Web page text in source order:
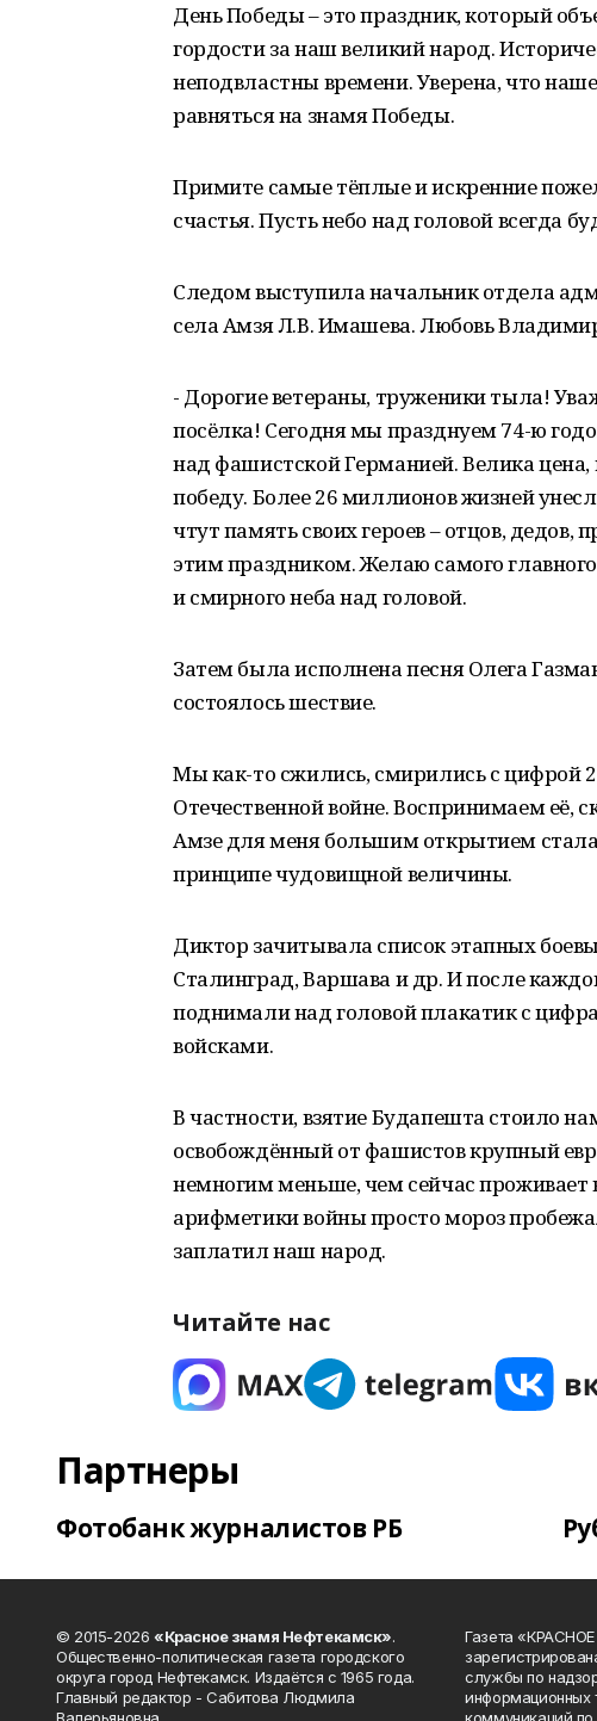
День Победы – это праздник, который
гордости за наш великий народ.
неподвластны времени. Уверена, что
равняться на знамя Победы.
Примите самые тёплые и искренние
счастья. Пусть небо над головой всегда
Следом выступила начальник отдела
села Амзя Л.В. Имашева. Любовь
- Дорогие ветераны, труженики тыла!
посёлка! Сегодня мы празднуем 74-ю
над фашистской Германией. Велика
победу. Более 26 миллионов жизней
чтут память своих героев – отцов,
этим праздником. Желаю самого главного
и смирного неба над головой.
Затем была исполнена песня Олега
состоялось шествие.
Мы как-то сжились, смирились с цифрой
Отечественной войне. Воспринимаем её,
Амзе для меня большим открытием
принципе чудовищной величины.
Диктор зачитывала список этапных
Сталинград, Варшава и др. И после
поднимали над головой плакатик с
войсками.
В частности, взятие Будапешта стоило
освобождённый от фашистов крупный
немногим меньше, чем сейчас проживает
арифметики войны просто мороз
заплатил наш народ.
Читайте нас
Партнеры
Фотобанк журналистов РБ
© 2015-2026 «Красное знамя Нефтекамск».
Общественно-политическая газета городского
округа город Нефтекамск. Издаётся с 1965 года.
Главный редактор - Сабитова Людмила
Газета
службы по
информационных